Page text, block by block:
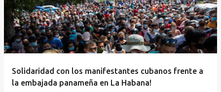
Solidaridad con los manifestantes cubanos frente a
la embajada panameña en La Habana!